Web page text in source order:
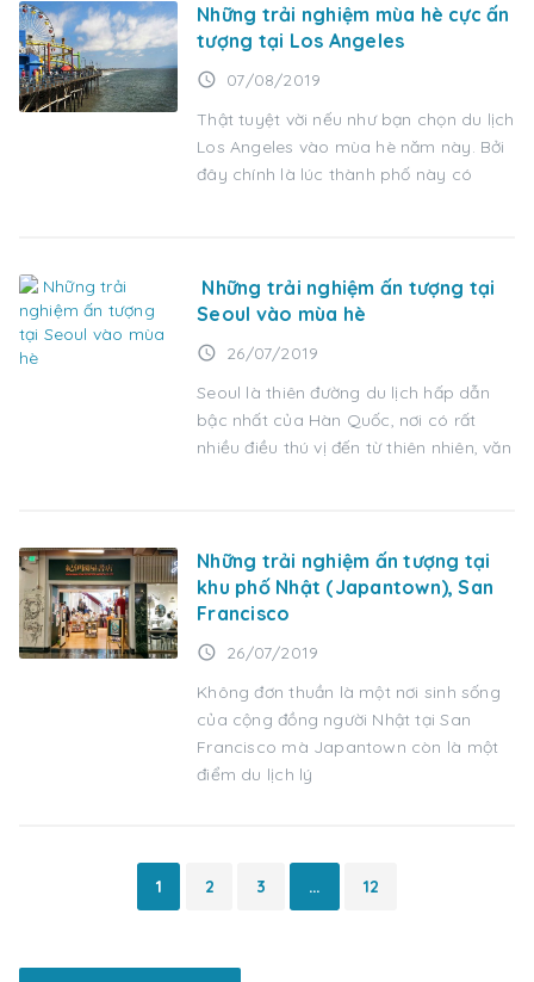
Những trải nghiệm mùa hè cực ấn
tượng tại Los Angeles
access_time 07/08/2019
Thật tuyệt vời nếu như bạn chọn du lịch
Los Angeles vào mùa hè năm này. Bởi
đây chính là lúc thành phố này có
Những trải nghiệm ấn tượng tại
Seoul vào mùa hè
access_time 26/07/2019
Seoul là thiên đường du lịch hấp dẫn
bậc nhất của Hàn Quốc, nơi có rất
nhiều điều thú vị đến từ thiên nhiên, văn
Những trải nghiệm ấn tượng tại
khu phố Nhật (Japantown), San
Francisco
access_time 26/07/2019
Không đơn thuần là một nơi sinh sống
của cộng đồng người Nhật tại San
Francisco mà Japantown còn là một
điểm du lịch lý
1 2 3 … 12